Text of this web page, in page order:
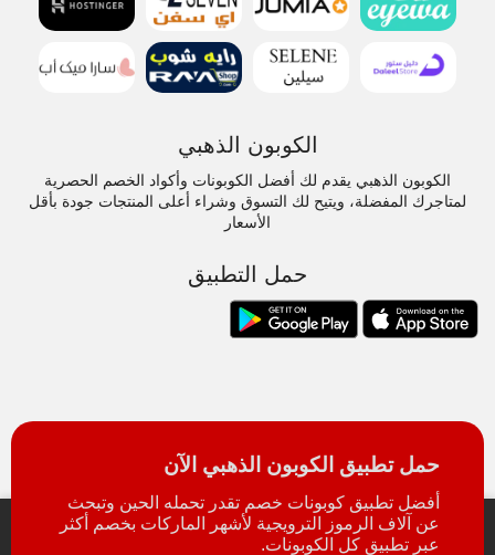
الكوبون الذهبي
الكوبون الذهبي يقدم لك أفضل الكوبونات وأكواد الخصم الحصرية
لمتاجرك المفضلة، ويتيح لك التسوق وشراء أعلى المنتجات جودة بأقل
الأسعار
حمل التطبيق
حمل تطبيق الكوبون الذهبي الآن
أفضل تطبيق كوبونات خصم تقدر تحمله الحين وتبحث
عن آلاف الرموز الترويجية لأشهر الماركات بخصم أكثر
عبر تطبيق كل الكوبونات.